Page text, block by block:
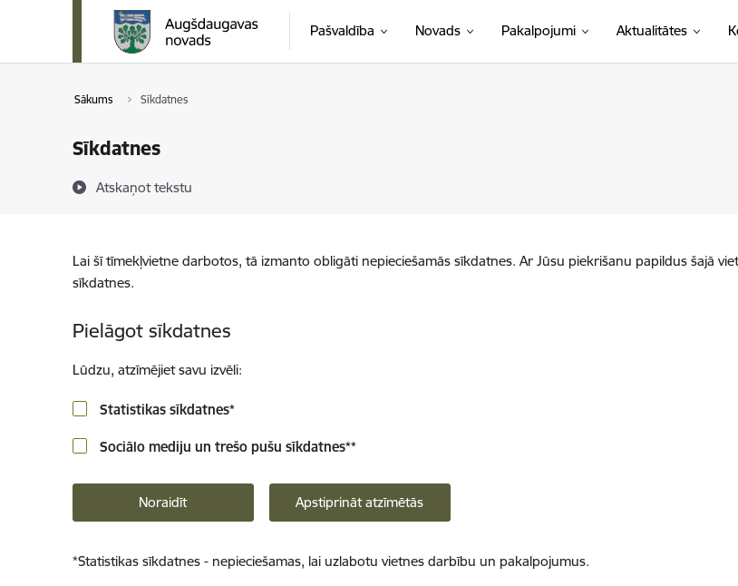
Pāriet uz lapas saturu
Pašvaldība Novads Pakalpojumi Aktualitātes
Sākums Sīkdatnes
Sīkdatnes
Atskaņot tekstu
Lai šī tīmekļvietne darbotos, tā izmanto obligāti nepieciešamās sīkdatnes. Ar Jūsu piekrišanu papildus šajā
sīkdatnes.
Pielāgot sīkdatnes
Lūdzu, atzīmējiet savu izvēli:
Statistikas sīkdatnes*
Sociālo mediju un trešo pušu sīkdatnes**
Noraidīt Apstiprināt atzīmētās
*Statistikas sīkdatnes - nepieciešamas, lai uzlabotu vietnes darbību un pakalpojumus.